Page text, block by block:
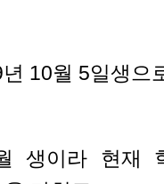
10월 5일생으
생이라 현재